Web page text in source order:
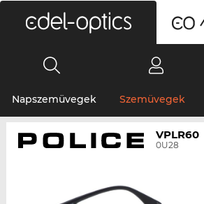
Napszemüvegek Szemüvegek
VPLR60
0U28